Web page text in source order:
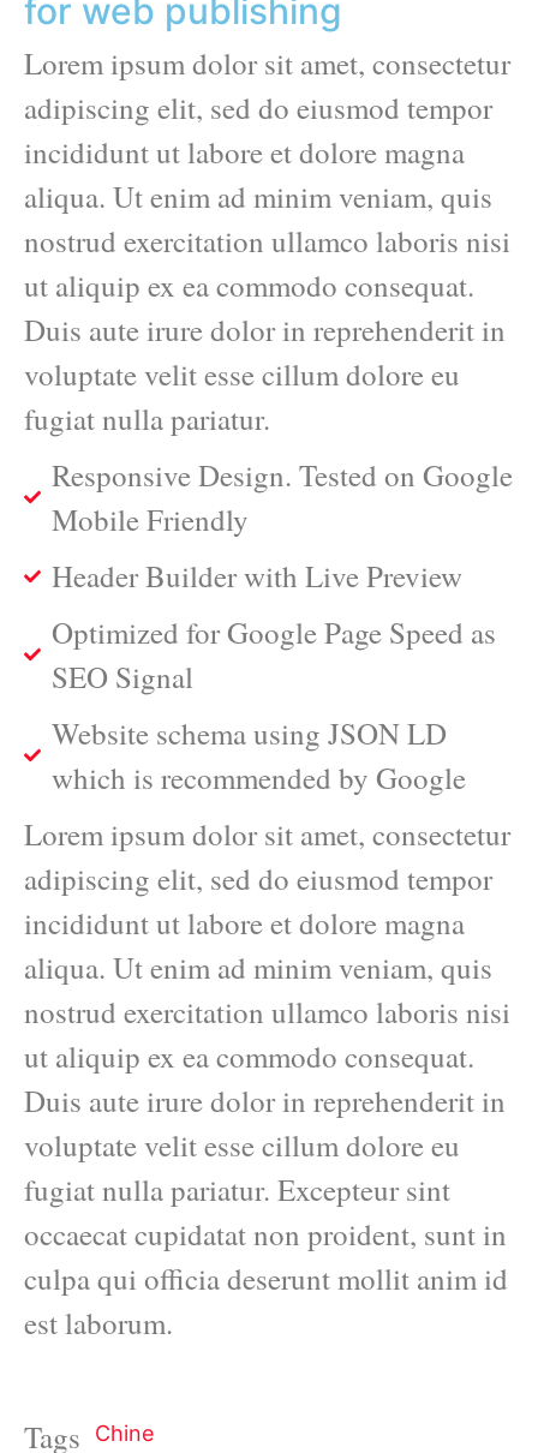
for web publishing
Lorem ipsum dolor sit amet, consectetur
adipiscing elit, sed do eiusmod tempor
incididunt ut labore et dolore magna
aliqua. Ut enim ad minim veniam, quis
nostrud exercitation ullamco laboris nisi
ut aliquip ex ea commodo consequat.
Duis aute irure dolor in reprehenderit in
voluptate velit esse cillum dolore eu
fugiat nulla pariatur.
Responsive Design. Tested on Google
Mobile Friendly
Header Builder with Live Preview
Optimized for Google Page Speed as
SEO Signal
Website schema using JSON LD
which is recommended by Google
Lorem ipsum dolor sit amet, consectetur
adipiscing elit, sed do eiusmod tempor
incididunt ut labore et dolore magna
aliqua. Ut enim ad minim veniam, quis
nostrud exercitation ullamco laboris nisi
ut aliquip ex ea commodo consequat.
Duis aute irure dolor in reprehenderit in
voluptate velit esse cillum dolore eu
fugiat nulla pariatur. Excepteur sint
occaecat cupidatat non proident, sunt in
culpa qui officia deserunt mollit anim id
est laborum.
Tags Chine